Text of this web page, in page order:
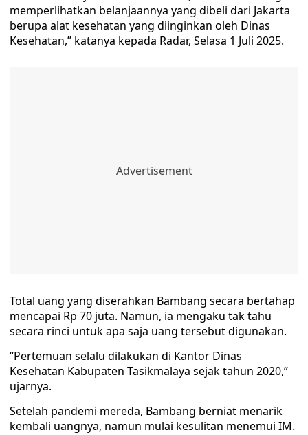
memperlihatkan belanjaannya yang dibeli dari Jakarta
berupa alat kesehatan yang diinginkan oleh Dinas
Kesehatan,” katanya kepada Radar, Selasa 1 Juli 2025.
Total uang yang diserahkan Bambang secara bertahap
mencapai Rp 70 juta. Namun, ia mengaku tak tahu
secara rinci untuk apa saja uang tersebut digunakan.
“Pertemuan selalu dilakukan di Kantor Dinas
Kesehatan Kabupaten Tasikmalaya sejak tahun 2020,”
ujarnya.
Setelah pandemi mereda, Bambang berniat menarik
kembali uangnya, namun mulai kesulitan menemui IM.